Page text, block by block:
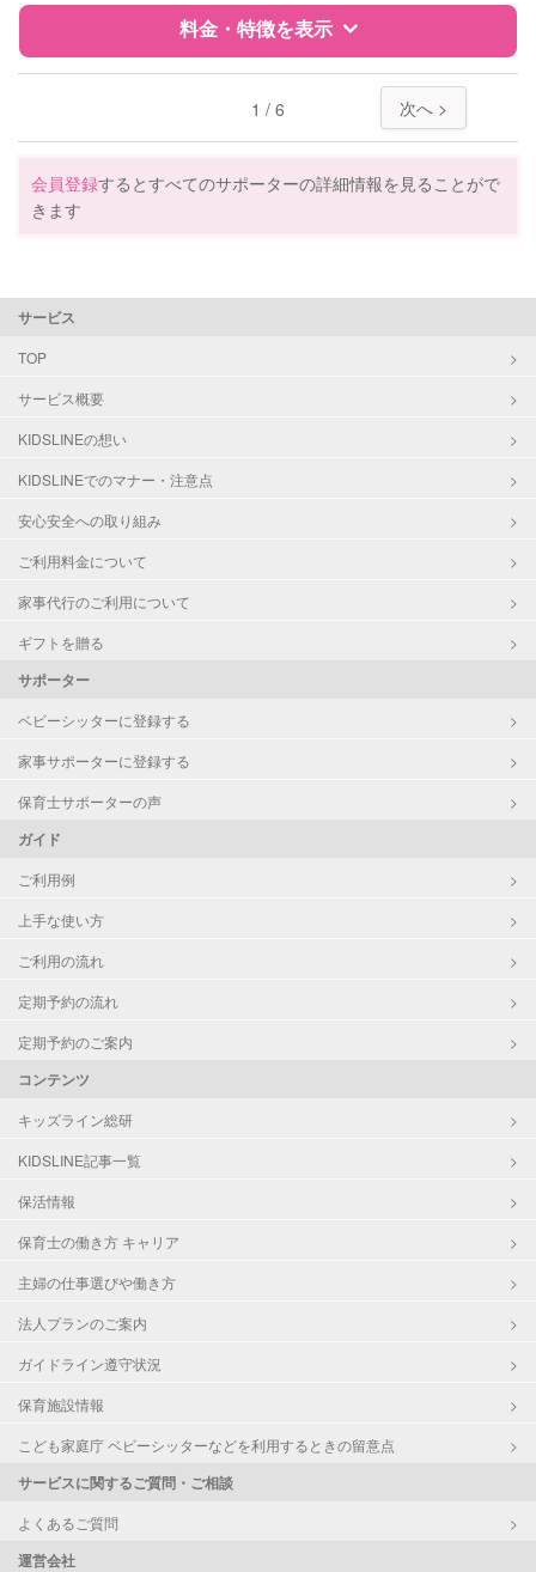
対応可否は個別に相談
定期予約 可能
お子様の撮影
料金・特徴を表示
サポートの特徴
資格
病児対応
レッスン
定期予約
お子様の撮影
1 / 6 次へ >
会員登録するとすべてのサポーターの詳細情報を見ることがで
きます
サービス
TOP
サービス概要
KIDSLINEの想い
KIDSLINEでのマナー・注意点
安心安全への取り組み
ご利用料金について
家事代行のご利用について
ギフトを贈る
サポーター
ベビーシッターに登録する
家事サポーターに登録する
保育士サポーターの声
ガイド
ご利用例
上手な使い方
ご利用の流れ
定期予約の流れ
定期予約のご案内
コンテンツ
キッズライン総研
KIDSLINE記事一覧
保活情報
保育士の働き方 キャリア
主婦の仕事選びや働き方
法人プランのご案内
ガイドライン遵守状況
保育施設情報
こども家庭庁 ベビーシッターなどを利用するときの留意点
サービスに関するご質問・ご相談
よくあるご質問
運営会社